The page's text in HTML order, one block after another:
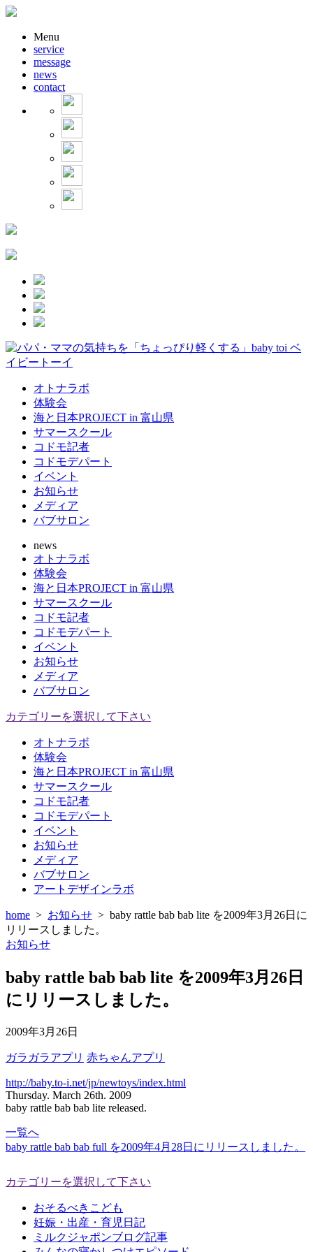
Menu
service
message
news
contact
オトナラボ
体験会
海と日本PROJECT in 富山県
サマースクール
コドモ記者
コドモデパート
イベント
お知らせ
メディア
バブサロン
news
オトナラボ
体験会
海と日本PROJECT in 富山県
サマースクール
コドモ記者
コドモデパート
イベント
お知らせ
メディア
バブサロン
カテゴリーを選択して下さい
オトナラボ
体験会
海と日本PROJECT in 富山県
サマースクール
コドモ記者
コドモデパート
イベント
お知らせ
メディア
バブサロン
アートデザインラボ
home > お知らせ > baby rattle bab bab lite を2009年3月26日に
リリースしました。
お知らせ
baby rattle bab bab lite を2009年3月26日
にリリースしました。
2009年3月26日
ガラガラアプリ 赤ちゃんアプリ
http://baby.to-i.net/jp/newtoys/index.html
Thursday. March 26th. 2009
baby rattle bab bab lite released.
一覧へ
baby rattle bab bab full を2009年4月28日にリリースしました。
カテゴリーを選択して下さい
おそるべきこども
妊娠・出産・育児日記
ミルクジャポンブログ記事